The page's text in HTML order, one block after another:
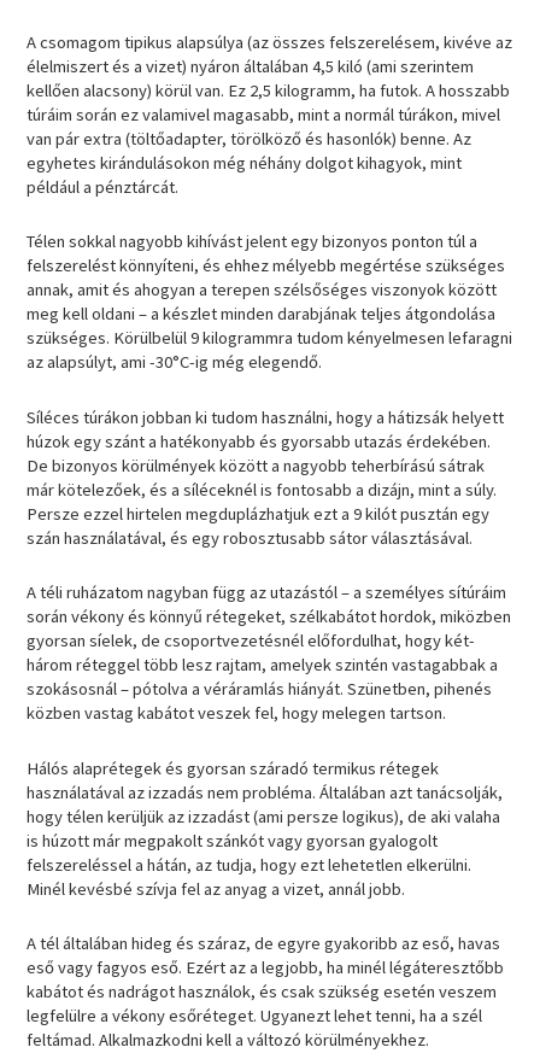
A csomagom tipikus alapsúlya (az összes felszerelésem, kivéve az
élelmiszert és a vizet) nyáron általában 4,5 kiló (ami szerintem
kellően alacsony) körül van. Ez 2,5 kilogramm, ha futok. A hosszabb
túráim során ez valamivel magasabb, mint a normál túrákon, mivel
van pár extra (töltőadapter, törölköző és hasonlók) benne. Az
egyhetes kirándulásokon még néhány dolgot kihagyok, mint
például a pénztárcát.
Télen sokkal nagyobb kihívást jelent egy bizonyos ponton túl a
felszerelést könnyíteni, és ehhez mélyebb megértése szükséges
annak, amit és ahogyan a terepen szélsőséges viszonyok között
meg kell oldani – a készlet minden darabjának teljes átgondolása
szükséges. Körülbelül 9 kilogrammra tudom kényelmesen lefaragni
az alapsúlyt, ami -30°C-ig még elegendő.
Síléces túrákon jobban ki tudom használni, hogy a hátizsák helyett
húzok egy szánt a hatékonyabb és gyorsabb utazás érdekében.
De bizonyos körülmények között a nagyobb teherbírású sátrak
már kötelezőek, és a síléceknél is fontosabb a dizájn, mint a súly.
Persze ezzel hirtelen megduplázhatjuk ezt a 9 kilót pusztán egy
szán használatával, és egy robosztusabb sátor választásával.
A téli ruházatom nagyban függ az utazástól – a személyes sítúráim
során vékony és könnyű rétegeket, szélkabátot hordok, miközben
gyorsan síelek, de csoportvezetésnél előfordulhat, hogy két-
három réteggel több lesz rajtam, amelyek szintén vastagabbak a
szokásosnál – pótolva a véráramlás hiányát. Szünetben, pihenés
közben vastag kabátot veszek fel, hogy melegen tartson.
Hálós alaprétegek és gyorsan száradó termikus rétegek
használatával az izzadás nem probléma. Általában azt tanácsolják,
hogy télen kerüljük az izzadást (ami persze logikus), de aki valaha
is húzott már megpakolt szánkót vagy gyorsan gyalogolt
felszereléssel a hátán, az tudja, hogy ezt lehetetlen elkerülni.
Minél kevésbé szívja fel az anyag a vizet, annál jobb.
A tél általában hideg és száraz, de egyre gyakoribb az eső, havas
eső vagy fagyos eső. Ezért az a legjobb, ha minél légáteresztőbb
kabátot és nadrágot használok, és csak szükség esetén veszem
legfelülre a vékony esőréteget. Ugyanezt lehet tenni, ha a szél
feltámad. Alkalmazkodni kell a változó körülményekhez.